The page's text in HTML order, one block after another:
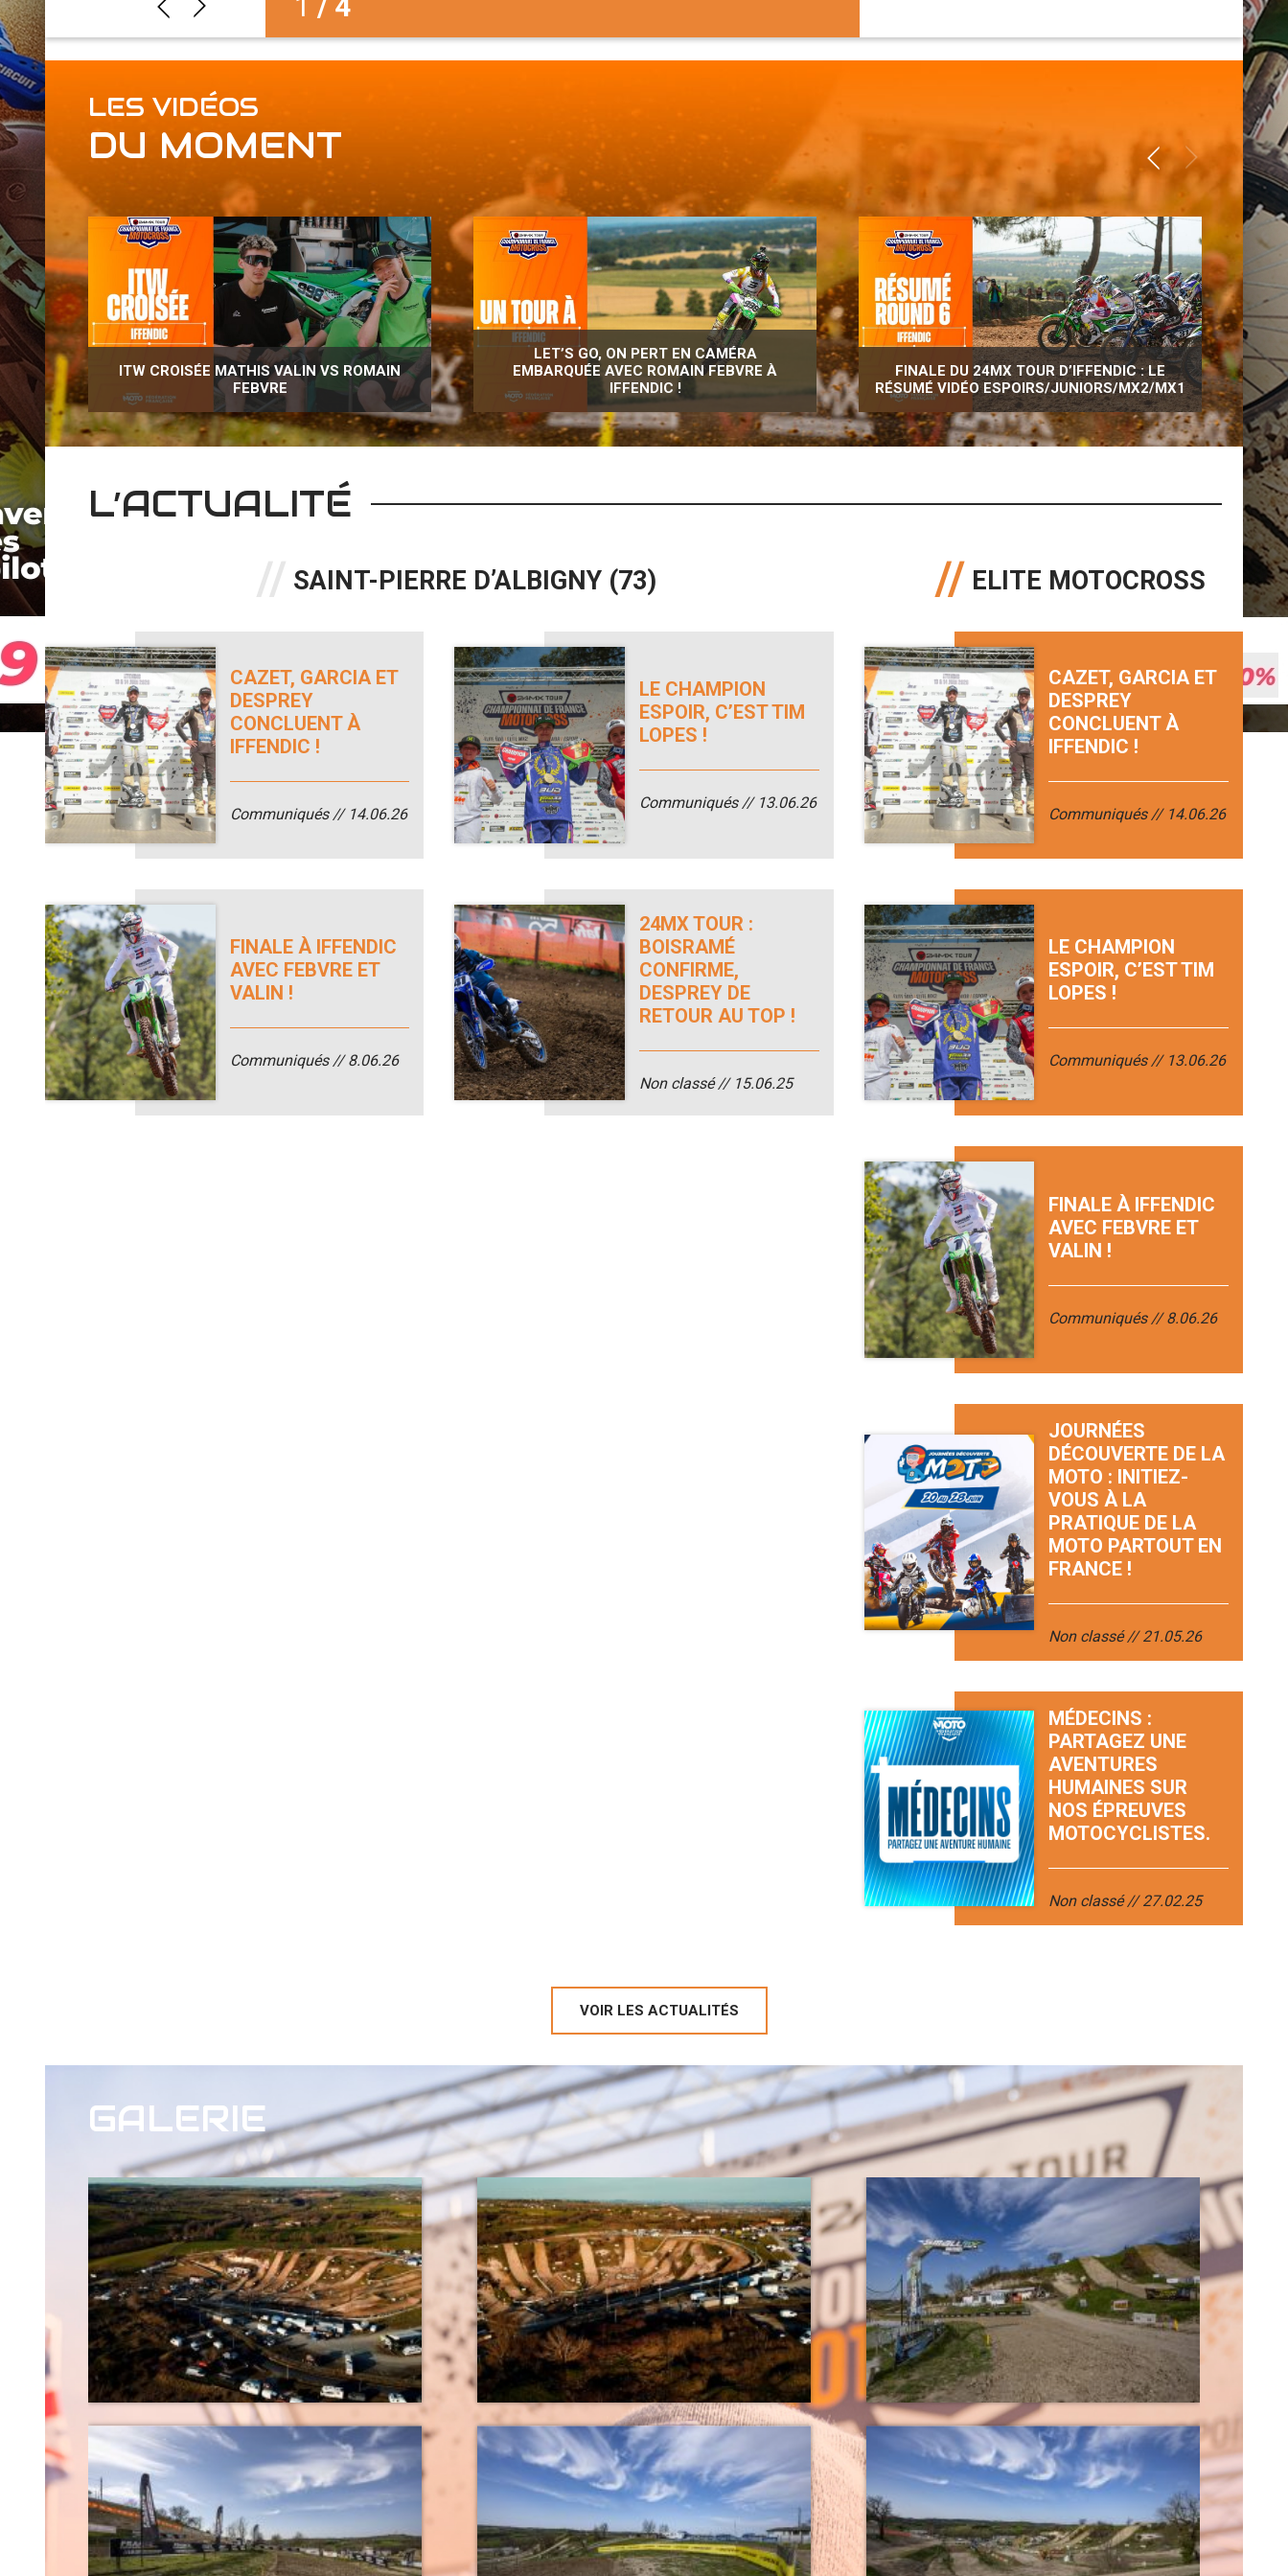
LES VIDÉOS
DU MOMENT
ITW CROISÉE MATHIS VALIN VS ROMAIN
FEBVRE
LET’S GO, ON PERT EN CAMÉRA
EMBARQUÉE AVEC ROMAIN FEBVRE À
IFFENDIC !
FINALE DU 24MX TOUR D’IFFENDIC : LE
RÉSUMÉ VIDÉO ESPOIRS/JUNIORS/MX2/MX1
L’ACTUALITÉ
SAINT-PIERRE D’ALBIGNY (73)
CAZET, GARCIA ET
DESPREY
CONCLUENT À
IFFENDIC !
Communiqués 14.06.26
LE CHAMPION
ESPOIR, C’EST TIM
LOPES !
Communiqués 13.06.26
FINALE À IFFENDIC
AVEC FEBVRE ET
VALIN !
Communiqués 8.06.26
24MX TOUR :
BOISRAMÉ
CONFIRME,
DESPREY DE
RETOUR AU TOP !
Non classé 15.06.25
ELITE MOTOCROSS
CAZET, GARCIA ET
DESPREY
CONCLUENT À
IFFENDIC !
Communiqués 14.06.26
LE CHAMPION
ESPOIR, C’EST TIM
LOPES !
Communiqués 13.06.26
FINALE À IFFENDIC
AVEC FEBVRE ET
VALIN !
Communiqués 8.06.26
JOURNÉES
DÉCOUVERTE DE LA
MOTO : INITIEZ-
VOUS À LA
PRATIQUE DE LA
MOTO PARTOUT EN
FRANCE !
Non classé 21.05.26
MÉDECINS :
PARTAGEZ UNE
AVENTURES
HUMAINES SUR
NOS ÉPREUVES
MOTOCYCLISTES.
Non classé 27.02.25
VOIR LES ACTUALITÉS
GALERIE